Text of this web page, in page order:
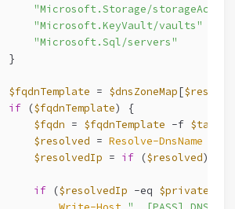
"Microsoft.Storage/
"Microsoft.KeyVault/vaults"
"Microsoft.Sql/servers"
}
$fqdnTemplate = $dnsZoneMap[
if ($fqdnTemplate) {
$fqdn = $fqdnTemplate -f
$resolved = Resolve-DnsName
$resolvedIp = if ($resolved) {
if ($resolvedIp -eq $privateIp